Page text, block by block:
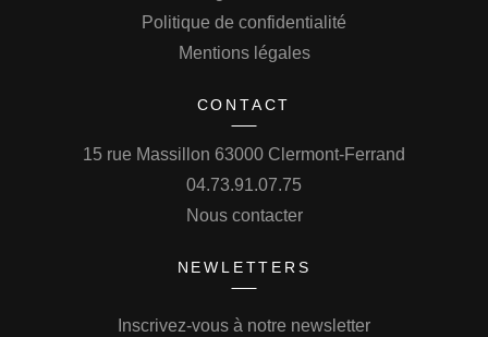
Politique de confidentialité
Mentions légales
CONTACT
15 rue Massillon 63000 Clermont-Ferrand
04.73.91.07.75
Nous contacter
NEWLETTERS
Inscrivez-vous à notre newsletter